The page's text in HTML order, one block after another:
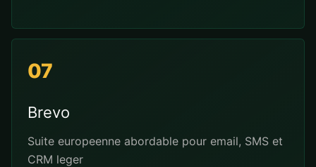
07
Brevo
Suite europeenne abordable pour email, SMS et
CRM leger